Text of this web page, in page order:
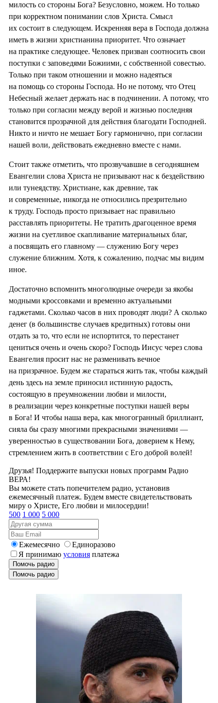
милость со стороны Бога? Безусловно, можем. Но только
при корректном понимании слов Христа. Смысл
их состоит в следующем. Искренняя вера в Господа должна
иметь в жизни христианина приоритет. Что означает
на практике следующее. Человек призван соотносить свои
поступки с заповедями Божиими, с собственной совестью.
Только при таком отношении и можно надеяться
на помощь со стороны Господа. Но не потому, что Отец
Небесный желает держать нас в подчинении. А потому, что
только при согласии между верой и жизнью последняя
становится прозрачной для действия благодати Господней.
Никто и ничто не мешает Богу гармонично, при согласии
нашей воли, действовать ежедневно вместе с нами.
Стоит также отметить, что прозвучавшие в сегодняшнем
Евангелии слова Христа не призывают нас к бездействию
или тунеядству. Христиане, как древние, так
и современные, никогда не относились презрительно
к труду. Господь просто призывает нас правильно
расставлять приоритеты. Не тратить драгоценное время
жизни на суетливое скапливание материальных благ,
а посвящать его главному — служению Богу через
служение ближним. Хотя, к сожалению, подчас мы видим
иное.
Достаточно вспомнить многолюдные очереди за якобы
модными кроссовками и временно актуальными
гаджетами. Сколько часов в них проводят люди? А сколько
денег (в большинстве случаев кредитных) готовы они
отдать за то, что если не испортится, то перестанет
цениться очень и очень скоро? Господь Иисус через слова
Евангелия просит нас не разменивать вечное
на призрачное. Будем же стараться жить так, чтобы каждый
день здесь на земле приносил истинную радость,
состоящую в преумножении любви и милости,
в реализации через конкретные поступки нашей веры
в Бога! И чтобы наша вера, как многогранный бриллиант,
сияла бы сразу многими прекрасными значениями —
уверенностью в существовании Бога, доверием к Нему,
стремлением жить в соответствии с Его доброй волей!
Друзья! Поддержите выпуски новых программ Радио
ВЕРА!
Вы можете стать попечителем радио, установив
ежемесячный платеж. Будем вместе свидетельствовать
миру о Христе, Его любви и милосердии!
500 1 000 5 000
Ежемесячно
Единоразово
Я принимаю условия платежа
Помочь радио
Помочь радио